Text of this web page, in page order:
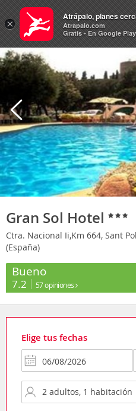
Hoteles
Gran Sol Hotel
Ctra. Nacional Ii,Km 664, Sant
(España)
Bueno
7.2 57 opiniones
Elige tus fechas
×
Atrápalo, planes
Atrapalo.com
Gratis - En Google Play